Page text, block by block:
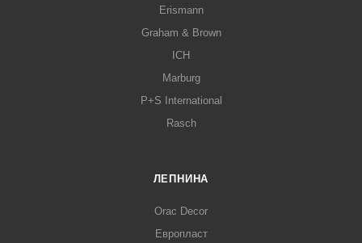
Erismann
Graham & Brown
ICH
Marburg
P+S International
Rasch
ЛЕПНИНА
Orac Decor
Европласт